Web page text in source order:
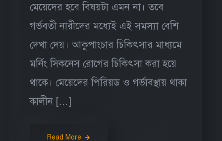
মেয়েদের হবে বিষয়টা এমন না। তবে
গর্ভবতী নারীদের মধ্যেই এই সমস্যা বেশি
দেখা দেয়। আকুপাংচার চিকিৎসার মাধ্যমে
মর্নিং সিকনেস রোগের চিকিৎসা করা হয়ে
থাকে। মেয়েদের পিরিয়ড ও গর্ভাবস্থায় থাকা
কালীন […]
Read More